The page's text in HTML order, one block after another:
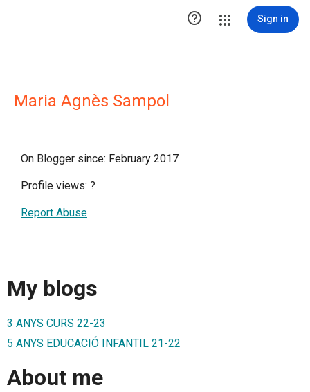
 Sign in
Maria Agnès Sampol
On Blogger since: February 2017
Profile views: ?
Report Abuse
My blogs
3 ANYS CURS 22-23
5 ANYS EDUCACIÓ INFANTIL 21-22
About me